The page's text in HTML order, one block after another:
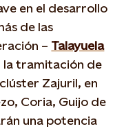
en el desarrollo
de las
– Talayuela
la tramitación de
Zajuril, en
Coria, Guijo de
una potencia